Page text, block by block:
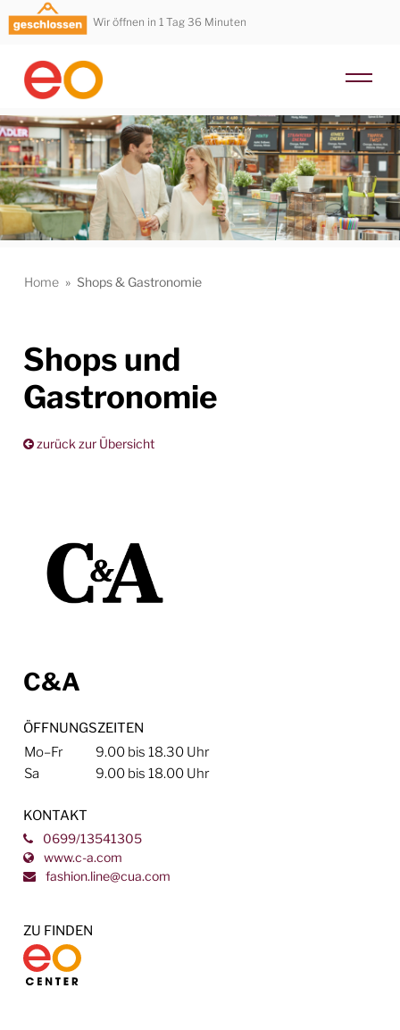
Wir öffnen in 1 Tag 36 Minuten
Home » Shops & Gastronomie
Shops und
Gastronomie
zurück zur Übersicht
C&A
ÖFFNUNGSZEITEN
Mo–Fr
9.00 bis 18.30 Uhr
Sa
9.00 bis 18.00 Uhr
KONTAKT
0699/13541305
www.c-a.com
fashion.line@cua.com
ZU FINDEN